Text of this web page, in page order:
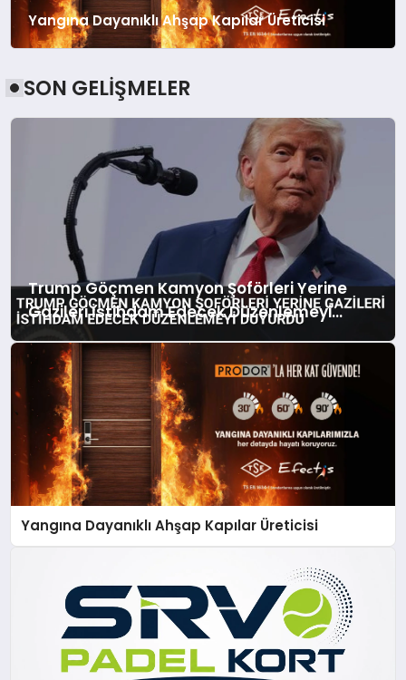
Daikin’den akıllı iklimlendirmede yeni
dönem: Madoka Plus Türkiye’de
Daikin’den akıllı iklimlendirmede yeni
dönem: Madoka Plus Türkiye’de
Yuksekogretim Kurulundan Dijital
Donusum Odakli Bilisim Uzmani
Yetistirme Hamlesi
Yangına Dayanıklı Ahşap Kapılar Üreticisi
SON GELİŞMELER
Trump Göçmen Kamyon Şoförleri Yerine
Gazileri İstihdam Edecek Düzenlemeyi
Duyurdu
Yangına Dayanıklı Ahşap Kapılar Üreticisi